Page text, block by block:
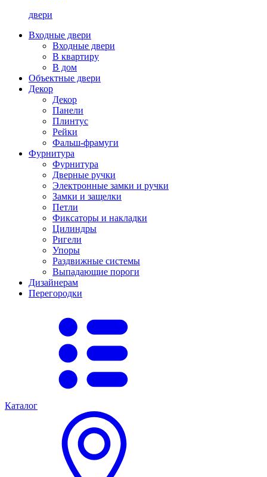
двери
Входные двери
Входные двери
В квартиру
В дом
Объектные двери
Декор
Декор
Панели
Плинтус
Рейки
Фальш-фрамуги
Фурнитура
Фурнитура
Дверные ручки
Электронные замки и ручки
Замки и защелки
Петли
Фиксаторы и накладки
Цилиндры
Ригели
Упоры
Раздвижные системы
Выпадающие пороги
Дизайнерам
Перегородки
Каталог